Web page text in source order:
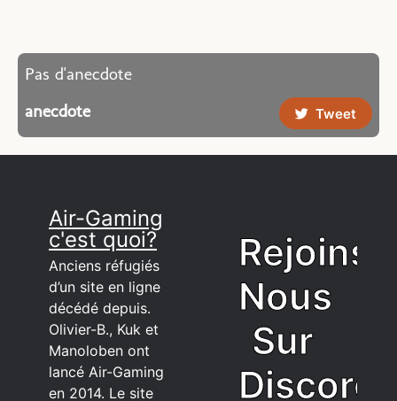
Pas d'anecdote
anecdote
Tweet
Air-Gaming
c'est quoi?
Anciens réfugiés
d’un site en ligne
décédé depuis.
Olivier-B., Kuk et
Manoloben ont
lancé Air-Gaming
en 2014. Le site
Rejoins
Nous
Sur
Discord